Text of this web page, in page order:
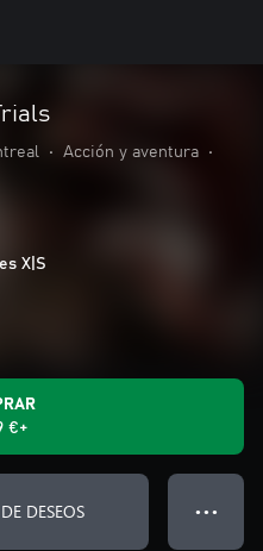
• Acción y aventura
•
X|S
€+
DESEOS ● ● ●